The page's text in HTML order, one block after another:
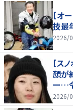
【オ
技最
2026/
【ス
顔が
ー…
2026/